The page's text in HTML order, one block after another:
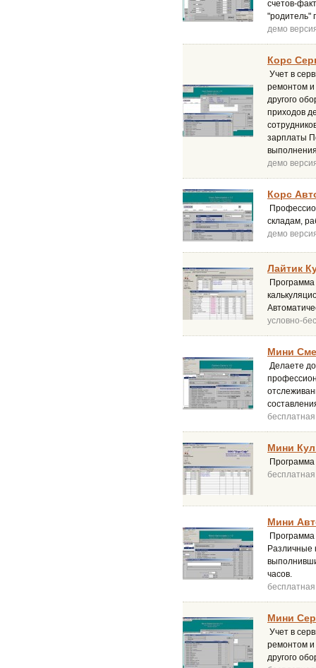
счетов-
"родитель"
демо
Корс
Учет в
ремонтом и
другого
приходов
зарплаты
демо
Корс
складам,
демо
Лайтик
Программа
условно-
Мини
Делаете
бесплатная
Мини
Программа
бесплатная
Мини
Программа
Различные
часов.
бесплатная
Мини
Учет в
ремонтом и
другого